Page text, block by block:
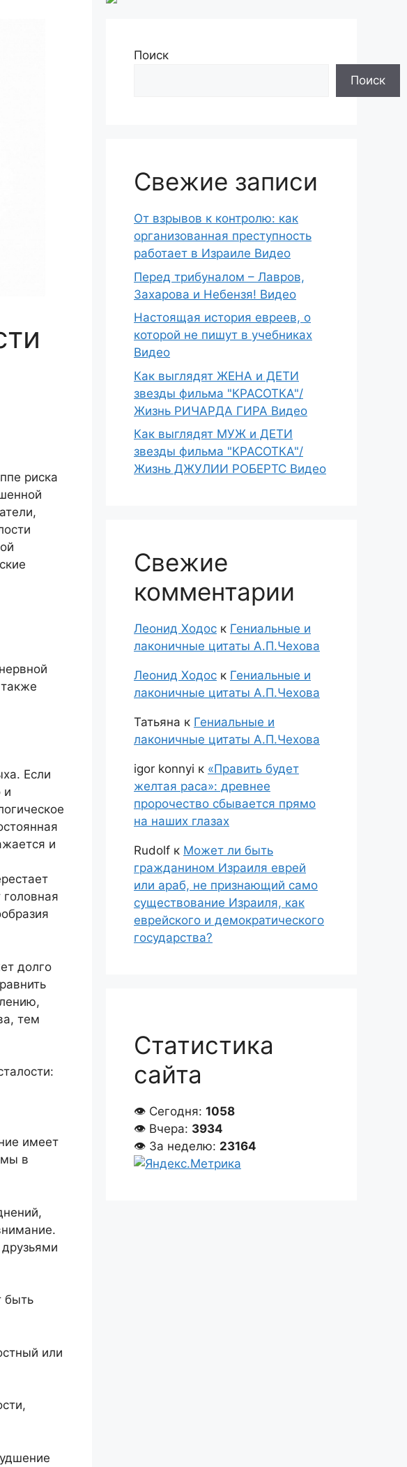
риска
Если
и
и
головная
долго
тем
имеет
в
быть
или
Поиск
Поиск
Свежие записи
От взрывов к контролю: как
организованная преступность
работает в Израиле Видео
Перед трибуналом – Лавров,
Захарова и Небензя! Видео
Настоящая история евреев, о
которой не пишут в учебниках
Видео
Как выглядят ЖЕНА и ДЕТИ
звезды фильма "КРАСОТКА"/
Жизнь РИЧАРДА ГИРА Видео
Как выглядят МУЖ и ДЕТИ
звезды фильма "КРАСОТКА"/
Жизнь ДЖУЛИИ РОБЕРТС Видео
Свежие
комментарии
Леонид Ходос к Гениальные и
лаконичные цитаты А.П.Чехова
Леонид Ходос к Гениальные и
лаконичные цитаты А.П.Чехова
Татьяна к Гениальные и
лаконичные цитаты А.П.Чехова
igor konnyi к «Править будет
желтая раса»: древнее
пророчество сбывается прямо
на наших глазах
Rudolf к Может ли быть
гражданином Израиля еврей
или араб, не признающий само
существование Израиля, как
еврейского и демократического
государства?
Статистика
сайта
👁 Сегодня: 1058
👁 Вчера: 3934
👁 За неделю: 23164